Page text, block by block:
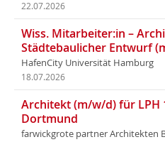
22.07.2026
Wiss. Mitarbeiter:in –
Städtebaulicher Entwurf
HafenCity Universität Hamburg
18.07.2026
Architekt (m/w/d) für LPH
Dortmund
farwickgrote partner Architekten